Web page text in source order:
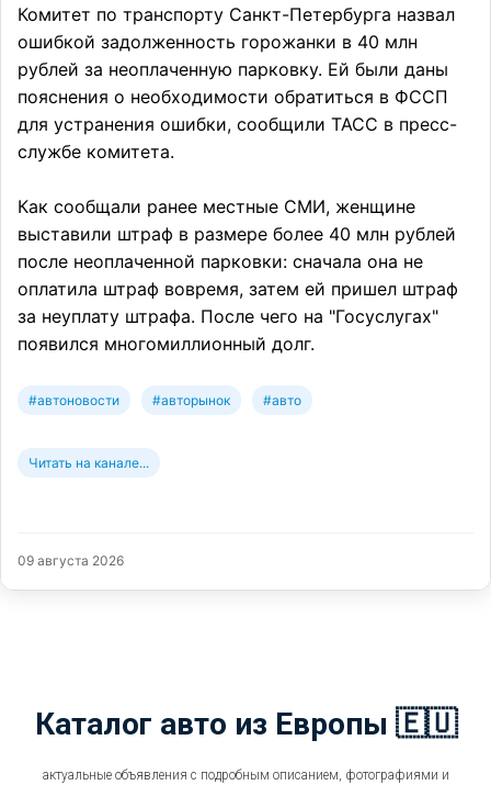
Комитет по транспорту Санкт-Петербурга назвал
ошибкой задолженность горожанки в 40 млн
рублей за неоплаченную парковку. Ей были даны
пояснения о необходимости обратиться в ФССП
для устранения ошибки, сообщили ТАСС в пресс-
службе комитета.
Как сообщали ранее местные СМИ, женщине
выставили штраф в размере более 40 млн рублей
после неоплаченной парковки: сначала она не
оплатила штраф вовремя, затем ей пришел штраф
за неуплату штрафа. После чего на "Госуслугах"
появился многомиллионный долг.
#автоновости #авторынок #авто
Читать на канале...
09 августа 2026
Каталог авто из Европы 🇪🇺
актуальные объявления с подробным описанием, фотографиями и